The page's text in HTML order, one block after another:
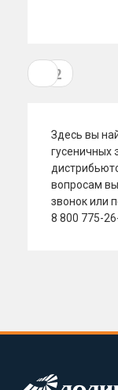
2
Здесь вы
гусеничных
вопросам вы
звонок или
8 800 775-